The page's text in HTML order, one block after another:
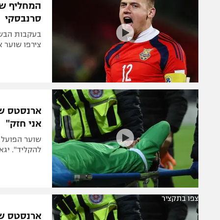
המחליף
סרנבסקי
בעקבות
צירפו שוער אוקראיני בן 27
ארנסטס
אני חזק"
שוער
להקליד".
צפו בתקציר
ארנסטס